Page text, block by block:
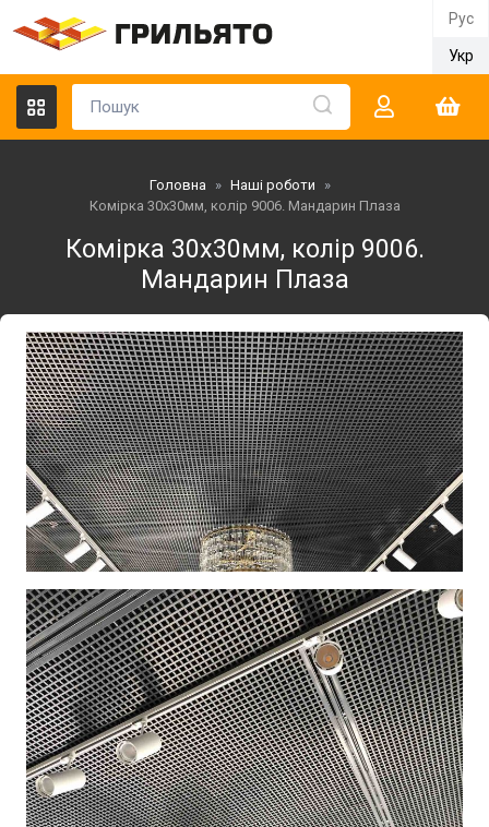
Рус
Укр
Головна » Наші роботи
»
Комірка 30х30мм, колір 9006. Мандарин Плаза
Комірка 30х30мм, колір 9006.
Мандарин Плаза